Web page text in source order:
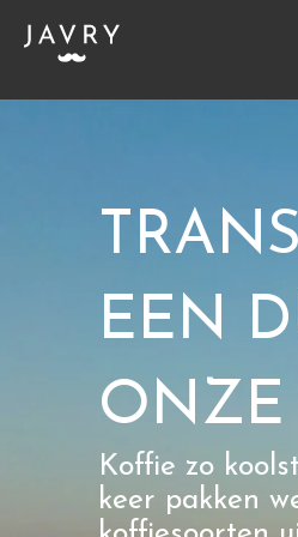
naar
EEN
ONZE
Koffie zo
keer pakken